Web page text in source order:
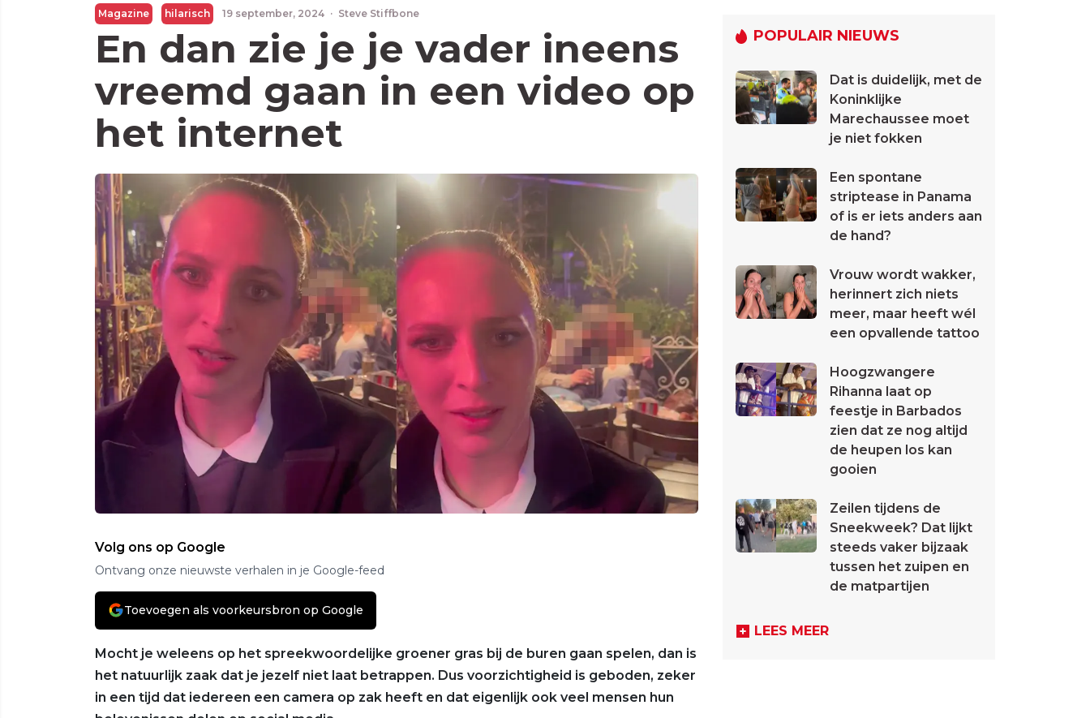
Magazine hilarisch 19 september, 2024 · Steve Stiffbone
En dan zie je je vader ineens
vreemd gaan in een video op
het internet
Volg ons op Google
Ontvang onze nieuwste verhalen in je Google-feed
Toevoegen als voorkeursbron op Google
Mocht je weleens op het spreekwoordelijke groener gras bij de buren gaan spelen, dan is
het natuurlijk zaak dat je jezelf niet laat betrappen. Dus voorzichtigheid is geboden, zeker
in een tijd dat iedereen een camera op zak heeft en dat eigenlijk ook veel mensen hun
POPULAIR NIEUWS
Dat is duidelijk, met de
Koninklijke
Marechaussee moet
je niet fokken
Een spontane
striptease in Panama
of is er iets anders aan
de hand?
Vrouw wordt wakker,
herinnert zich niets
meer, maar heeft wél
een opvallende tattoo
Hoogzwangere
Rihanna laat op
feestje in Barbados
zien dat ze nog altijd
de heupen los kan
gooien
Zeilen tijdens de
Sneekweek? Dat lijkt
steeds vaker bijzaak
tussen het zuipen en
de matpartijen
LEES MEER